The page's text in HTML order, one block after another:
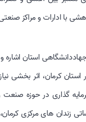
مواد معدنی، انعقاد و اجرای ۱۱ طرح پژوهشی
استان
استان کرمان، اثر بخشی
گذاری در حوزه صنعت
های مرکزی کرمان،